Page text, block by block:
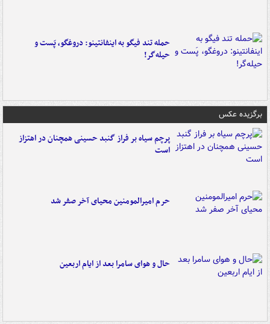
حمله تند فیگو به اینفانتینو: دروغگو، پَست‌ و
حیله‌گر!
برگزیده عکس
پرچم سیاه بر فراز گنبد حسینی همچنان در اهتزاز
است
حرم امیرالمومنین محیای آخر صفر شد
حال و هوای سامرا بعد از ایام اربعین